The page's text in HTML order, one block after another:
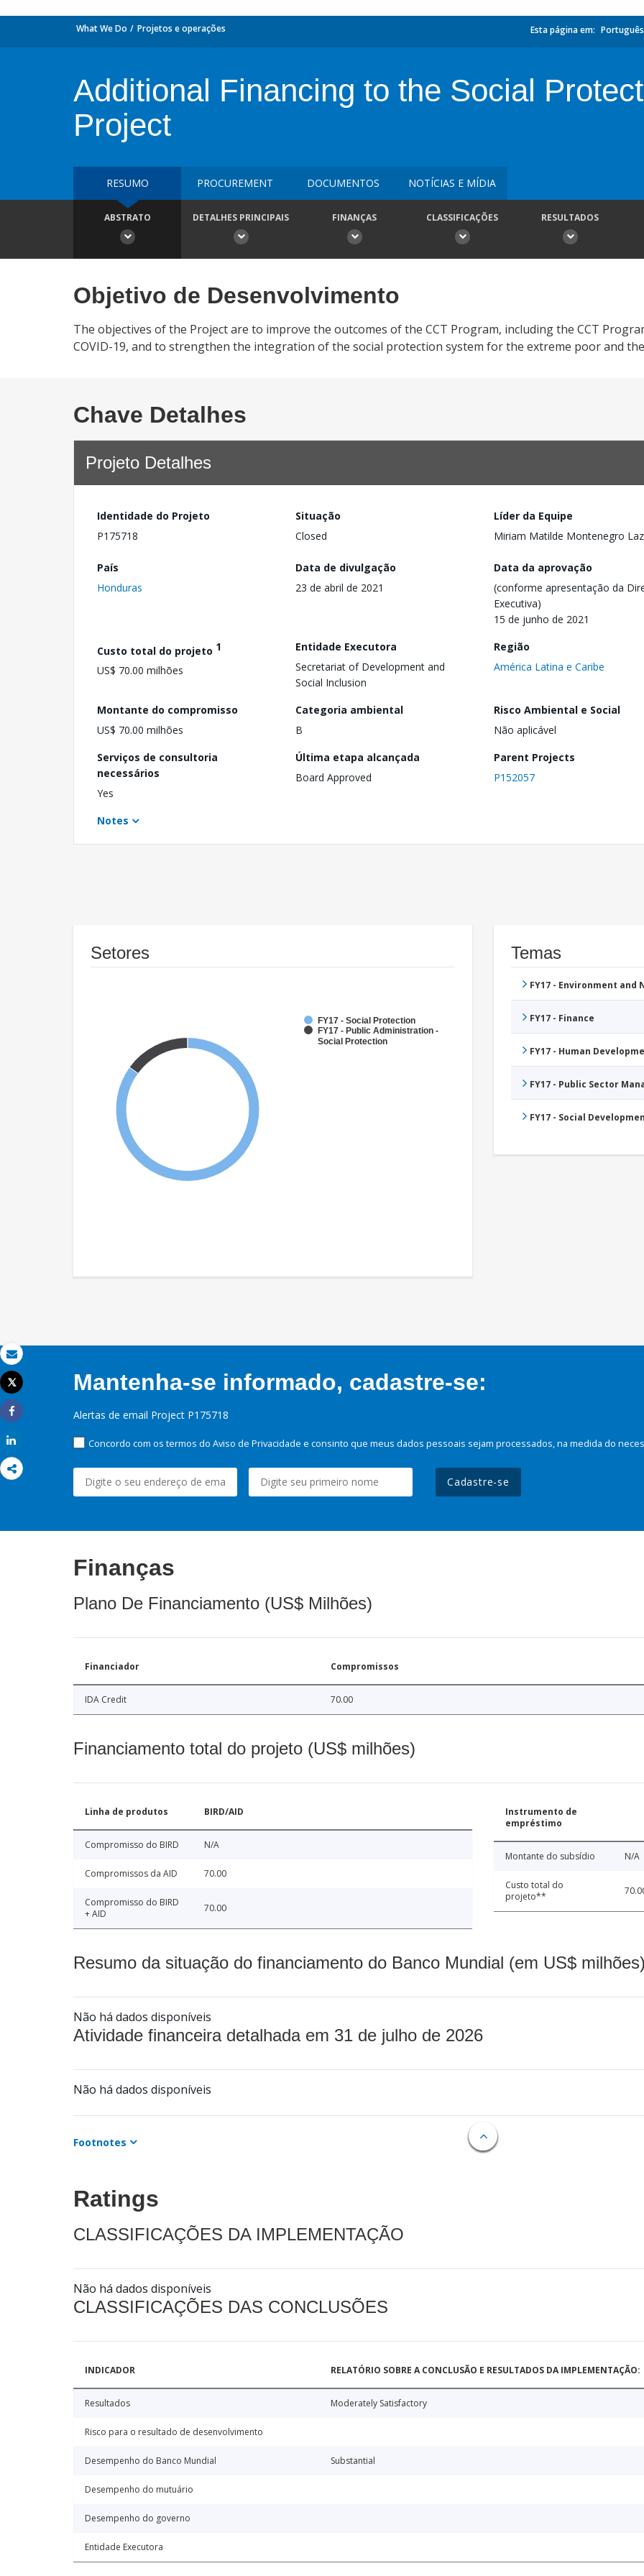
Email
Imprimir
Tweet
Share
What We Do Projetos e operações Esta página em: Português
Additional Financing to the Social
Project
RESUMO PROCUREMENT DOCUMENTOS NOTÍCIAS E MÍDIA
ABSTRATO DETALHES PRINCIPAIS FINANÇAS CLASSIFICAÇÕES RESULTADOS
Objetivo de Desenvolvimento
The objectives of the Project are to improve the outcomes of the CCT Program, including the CCT
COVID-19, and to strengthen the integration of the social protection system for the extreme poor and
Chave Detalhes
Projeto Detalhes
Identidade do Projeto
P175718
Situação
Closed
Líder da Equipe
Miriam Matilde Montenegro
País
Honduras
Data de divulgação
23 de abril de 2021
Data da aprovação
(conforme apresentação da
Executiva)
15 de junho de 2021
Custo total do projeto 1
US$ 70.00 milhões
Entidade Executora
Secretariat of Development and
Social Inclusion
Região
América Latina e Caribe
Montante do compromisso
US$ 70.00 milhões
Categoria ambiental
B
Risco Ambiental e Social
Não aplicável
Serviços de consultoria
necessários
Yes
Última etapa alcançada
Board Approved
Parent Projects
P152057
Notes
Setores
FY17 - Social Protection
FY17 - Public Administration -
Social Protection
Temas
FY17 - Environment
FY17 - Finance
FY17 - Human
FY17 - Public Sector
FY17 - Social
Mantenha-se informado, cadastre-se:
Alertas de email Project P175718
Concordo com os termos do Aviso de Privacidade e consinto que meus dados pessoais sejam processados, na medida do
Cadastre-se
Finanças
Plano De Financiamento (US$ Milhões)
Financiador Compromissos
IDA Credit 70.00
Financiamento total do projeto (US$ milhões)
Linha de produtos BIRD/AID
Compromisso do BIRD N/A
Compromissos da AID 70.00
Compromisso do BIRD
+ AID
70.00
Instrumento de
empréstimo
Montante do subsídio N/A
Custo total do
projeto**
Resumo da situação do financiamento do Banco Mundial (em US$
Não há dados disponíveis
Atividade financeira detalhada em 31 de julho de 2026
Não há dados disponíveis
Footnotes
Ratings
CLASSIFICAÇÕES DA IMPLEMENTAÇÃO
Não há dados disponíveis
CLASSIFICAÇÕES DAS CONCLUSÕES
INDICADOR RELATÓRIO SOBRE A CONCLUSÃO E RESULTADOS DA IMPLEMENTAÇÃO:
Resultados Moderately Satisfactory
Risco para o resultado de desenvolvimento
Desempenho do Banco Mundial Substantial
Desempenho do mutuário
Desempenho do governo
Entidade Executora